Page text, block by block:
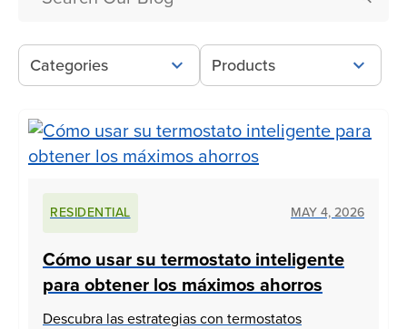
Categories Products
RESIDENTIAL MAY 4, 2026
Cómo usar su termostato inteligente
para obtener los máximos ahorros
Descubra las estrategias con termostatos